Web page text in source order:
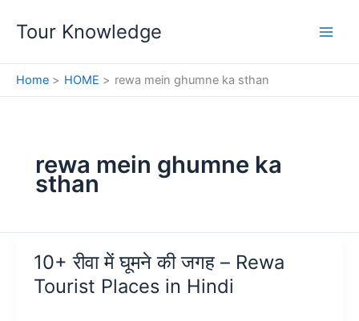
Tour Knowledge
Home HOME rewa mein ghumne ka sthan
rewa mein ghumne ka
sthan
10+ रीवा में घूमने की जगह – Rewa
Tourist Places in Hindi